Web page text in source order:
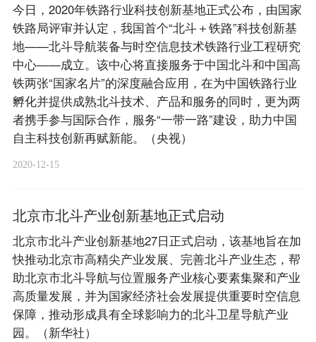
今日，2020年铁路行业科技创新基地正式公布，由国家
铁路局评审并认定，我国首个“北斗＋铁路”科技创新基
地——北斗导航装备与时空信息技术铁路行业工程研究
中心——成立。该中心将直接服务于中国北斗和中国高
铁两张“国家名片”的深度融合应用，在为中国铁路行业
孵化并提供成熟北斗技术、产品和服务的同时，更为两
者携手参与国际合作，服务“一带一路”建设，助力中国
自主科技创新再赋新能。（央视）
2020-12-15
北京市北斗产业创新基地正式启动
北京市北斗产业创新基地27日正式启动，该基地旨在加
快推动北京市高精尖产业发展、完善北斗产业生态，帮
助北京市北斗导航与位置服务产业核心要素集聚和产业
高质量发展，并为国家经济社会发展提供重要时空信息
保障，推动形成具有全球影响力的北斗卫星导航产业
园。（新华社）